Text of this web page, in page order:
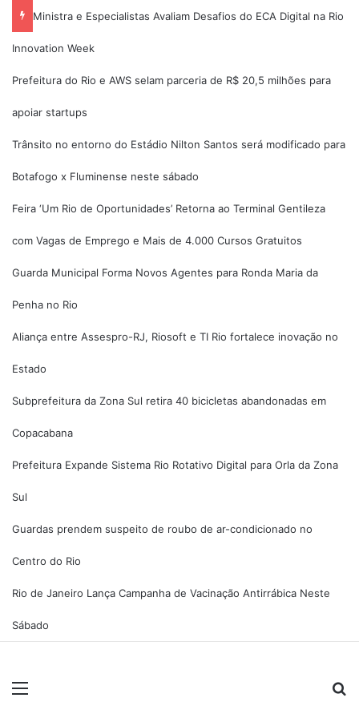
Ministra e Especialistas Avaliam Desafios do ECA Digital na Rio
Innovation Week
Prefeitura do Rio e AWS selam parceria de R$ 20,5 milhões para
apoiar startups
Trânsito no entorno do Estádio Nilton Santos será modificado para
Botafogo x Fluminense neste sábado
Feira ‘Um Rio de Oportunidades’ Retorna ao Terminal Gentileza
com Vagas de Emprego e Mais de 4.000 Cursos Gratuitos
Guarda Municipal Forma Novos Agentes para Ronda Maria da
Penha no Rio
Aliança entre Assespro-RJ, Riosoft e TI Rio fortalece inovação no
Estado
Subprefeitura da Zona Sul retira 40 bicicletas abandonadas em
Copacabana
Prefeitura Expande Sistema Rio Rotativo Digital para Orla da Zona
Sul
Guardas prendem suspeito de roubo de ar-condicionado no
Centro do Rio
Rio de Janeiro Lança Campanha de Vacinação Antirrábica Neste
Sábado
Menu